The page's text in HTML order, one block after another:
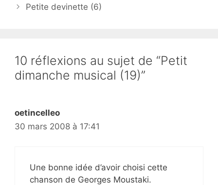
Petite devinette (6)
10 réflexions au sujet de “Petit
dimanche musical (19)”
oetincelleo
30 mars 2008 à 17:41
Une bonne idée d’avoir choisi cette
chanson de Georges Moustaki.